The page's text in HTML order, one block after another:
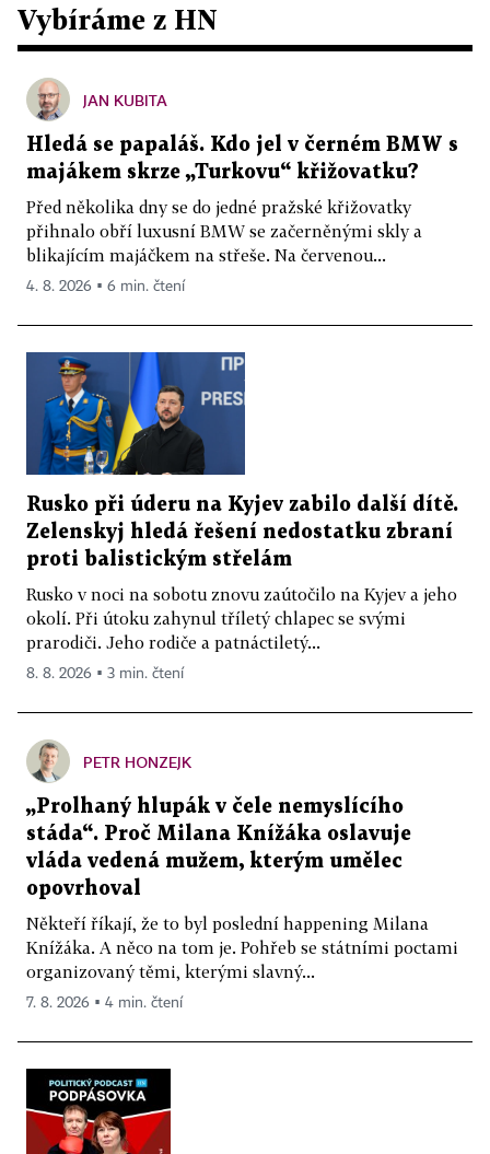
Vybíráme z HN
JAN KUBITA
Hledá se papaláš. Kdo jel v černém BMW s
majákem skrze „Turkovu“ křižovatku?
Před několika dny se do jedné pražské křižovatky
přihnalo obří luxusní BMW se začerněnými skly a
blikajícím majáčkem na střeše. Na červenou...
4. 8. 2026 ▪ 6 min. čtení
Rusko při úderu na Kyjev zabilo další dítě.
Zelenskyj hledá řešení nedostatku zbraní
proti balistickým střelám
Rusko v noci na sobotu znovu zaútočilo na Kyjev a jeho
okolí. Při útoku zahynul tříletý chlapec se svými
prarodiči. Jeho rodiče a patnáctiletý...
8. 8. 2026 ▪ 3 min. čtení
PETR HONZEJK
„Prolhaný hlupák v čele nemyslícího
stáda“. Proč Milana Knížáka oslavuje
vláda vedená mužem, kterým umělec
opovrhoval
Někteří říkají, že to byl poslední happening Milana
Knížáka. A něco na tom je. Pohřeb se státními poctami
organizovaný těmi, kterými slavný...
7. 8. 2026 ▪ 4 min. čtení